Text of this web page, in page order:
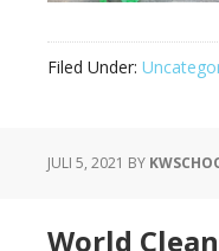
Filed Under:
JULI 5, 2021 BY
World